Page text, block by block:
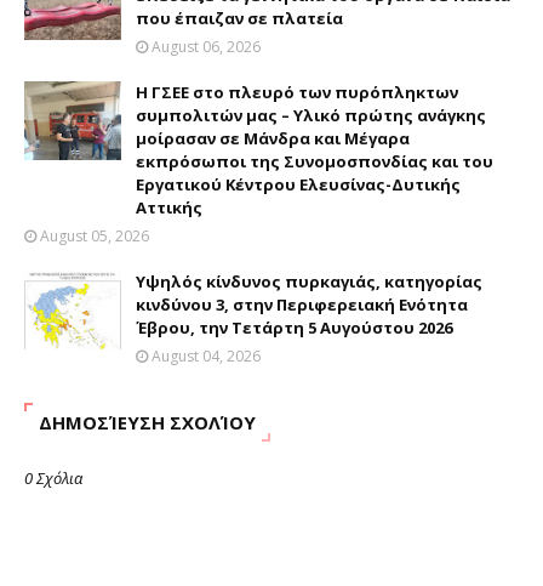
που έπαιζαν σε πλατεία
August 06, 2026
H ΓΣΕΕ στο πλευρό των πυρόπληκτων
συμπολιτών μας – Υλικό πρώτης ανάγκης
μοίρασαν σε Μάνδρα και Μέγαρα
εκπρόσωποι της Συνομοσπονδίας και του
Εργατικού Κέντρου Ελευσίνας-Δυτικής
Αττικής
August 05, 2026
Υψηλός κίνδυνος πυρκαγιάς, κατηγορίας
κινδύνου 3, στην Περιφερειακή Ενότητα
Έβρου, την Τετάρτη 5 Αυγούστου 2026
August 04, 2026
ΔΗΜΟΣΊΕΥΣΗ ΣΧΟΛΊΟΥ
0 Σχόλια